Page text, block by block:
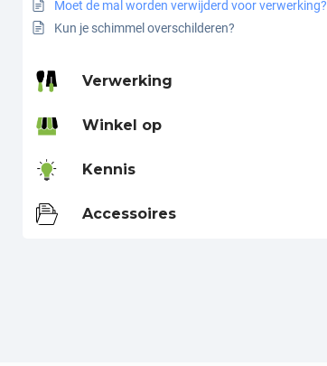
Moet de mal worden verwijderd voor verwerking?
Kun je schimmel overschilderen?
Verwerking
Winkel op
Kennis
Accessoires